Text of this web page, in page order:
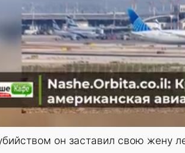
он заставил свою жену